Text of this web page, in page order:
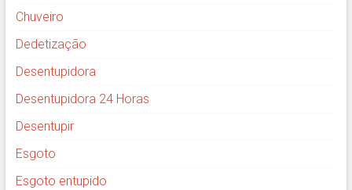
Chuveiro
Dedetização
Desentupidora
Desentupidora 24 Horas
Desentupir
Esgoto
Esgoto entupido